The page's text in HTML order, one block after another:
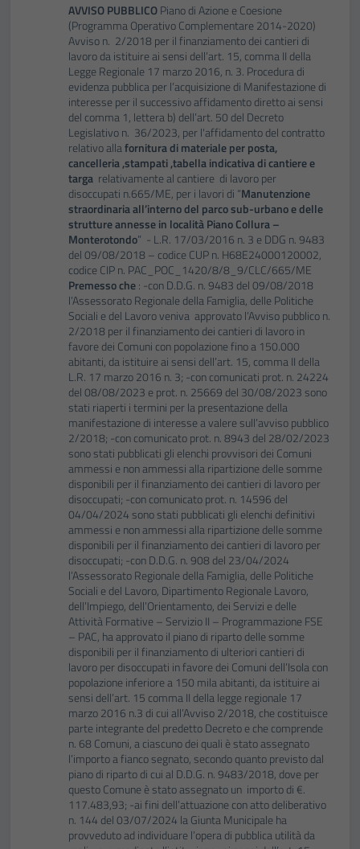
AVVISO PUBBLICOPiano di Azione e Coesione
(Programma Operativo Complementare 2014-2020)
Avviso n. 2/2018 per il finanziamento dei cantieri di
lavoro da istituire ai sensi dell’art. 15, comma II della
Legge Regionale 17 marzo 2016, n. 3. Procedura di
evidenza pubblica per l’acquisizione di Manifestazione di
interesse per il successivo affidamento diretto ai sensi
del comma 1, lettera b) dell’art. 50 del Decreto
Legislativo n. 36/2023, per l'affidamento del contratto
relativo allafornitura di materiale per posta,
cancelleria ,stampati ,tabella indicativa di cantiere e
targa relativamente al cantiere di lavoro per
disoccupati n.665/ME, per i lavori di “Manutenzione
straordinaria all’interno del parco sub-urbano e delle
strutture annesse in località Piano Collura –
Monterotondo” - L.R. 17/03/2016 n. 3 e DDG n. 9483
del 09/08/2018 – codice CUP n. H68E24000120002,
codice CIP n. PAC_POC_1420/8/8_9/CLC/665/ME
Premesso che: -con D.D.G. n. 9483 del 09/08/2018
l’Assessorato Regionale della Famiglia, delle Politiche
Sociali e del Lavoro veniva approvato l’Avviso pubblico n.
2/2018 per il finanziamento dei cantieri di lavoro in
favore dei Comuni con popolazione fino a 150.000
abitanti, da istituire ai sensi dell’art. 15, comma II della
L.R. 17 marzo 2016 n. 3; -con comunicati prot. n. 24224
del 08/08/2023 e prot. n. 25669 del 30/08/2023 sono
stati riaperti i termini per la presentazione della
manifestazione di interesse a valere sull’avviso pubblico
2/2018; -con comunicato prot. n. 8943 del 28/02/2023
sono stati pubblicati gli elenchi provvisori dei Comuni
ammessi e non ammessi alla ripartizione delle somme
disponibili per il finanziamento dei cantieri di lavoro per
disoccupati; -con comunicato prot. n. 14596 del
04/04/2024 sono stati pubblicati gli elenchi definitivi
ammessi e non ammessi alla ripartizione delle somme
disponibili per il finanziamento dei cantieri di lavoro per
disoccupati; -con D.D.G. n. 908 del 23/04/2024
l’Assessorato Regionale della Famiglia, delle Politiche
Sociali e del Lavoro, Dipartimento Regionale Lavoro,
dell’Impiego, dell’Orientamento, dei Servizi e delle
Attività Formative – Servizio II – Programmazione FSE
– PAC, ha approvato il piano di riparto delle somme
disponibili per il finanziamento di ulteriori cantieri di
lavoro per disoccupati in favore dei Comuni dell’Isola con
popolazione inferiore a 150 mila abitanti, da istituire ai
sensi dell’art. 15 comma II della legge regionale 17
marzo 2016 n.3 di cui all’Avviso 2/2018, che costituisce
parte integrante del predetto Decreto e che comprende
n. 68 Comuni, a ciascuno dei quali è stato assegnato
l’importo a fianco segnato, secondo quanto previsto dal
piano di riparto di cui al D.D.G. n. 9483/2018, dove per
questo Comune è stato assegnato un importo di €.
117.483,93; -ai fini dell’attuazione con atto deliberativo
n. 144 del 03/07/2024 la Giunta Municipale ha
provveduto ad individuare l’opera di pubblica utilità da